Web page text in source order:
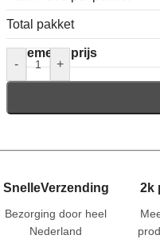
Total pakket
Algemene prijs
-
+
SnelleVerzending
Bezorging door heel
Nederland
2k